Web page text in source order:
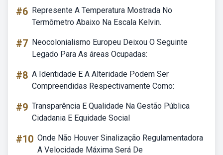
#6 Represente A Temperatura Mostrada No
Termômetro Abaixo Na Escala Kelvin.
#7 Neocolonialismo Europeu Deixou O Seguinte
Legado Para As áreas Ocupadas:
#8 A Identidade E A Alteridade Podem Ser
Compreendidas Respectivamente Como:
#9 Transparência E Qualidade Na Gestão Pública
Cidadania E Equidade Social
#10 Onde Não Houver Sinalização Regulamentadora
A Velocidade Máxima Será De